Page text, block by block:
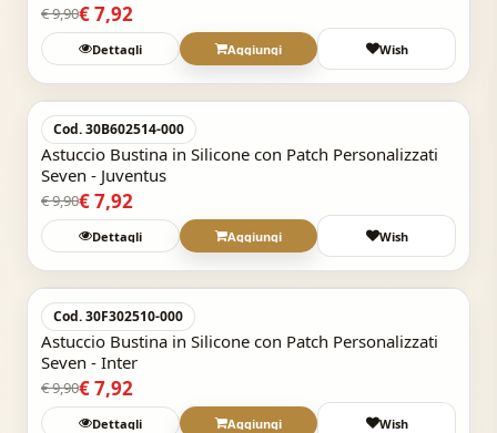
€ 9,90€ 7,92
Dettagli Aggiungi Wish
Acquisto Veloce
Cod. 30B602514-000
Astuccio Bustina in Silicone con Patch Personalizzati
Seven - Juventus
€ 9,90€ 7,92
Dettagli Aggiungi Wish
Acquisto Veloce
Cod. 30F302510-000
Astuccio Bustina in Silicone con Patch Personalizzati
Seven - Inter
€ 9,90€ 7,92
Dettagli Aggiungi Wish